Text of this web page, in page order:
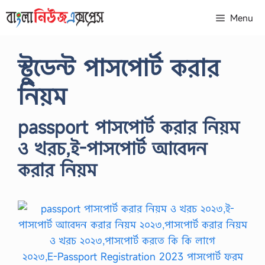
to
Menu
স্টুডেন্ট পাসপোর্ট করার
নিয়ম
passport পাসপোর্ট করার নিয়ম
ও খরচ,ই-পাসপোর্ট আবেদন
করার নিয়ম